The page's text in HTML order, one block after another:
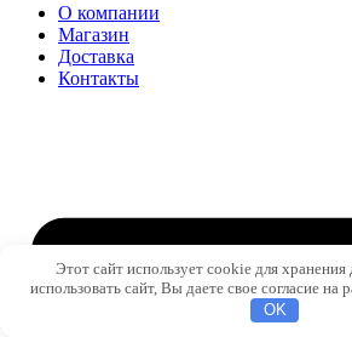
О компании
Магазин
Доставка
Контакты
Этот сайт использует cookie для
использовать сайт, Вы даете свое согласие на
OK